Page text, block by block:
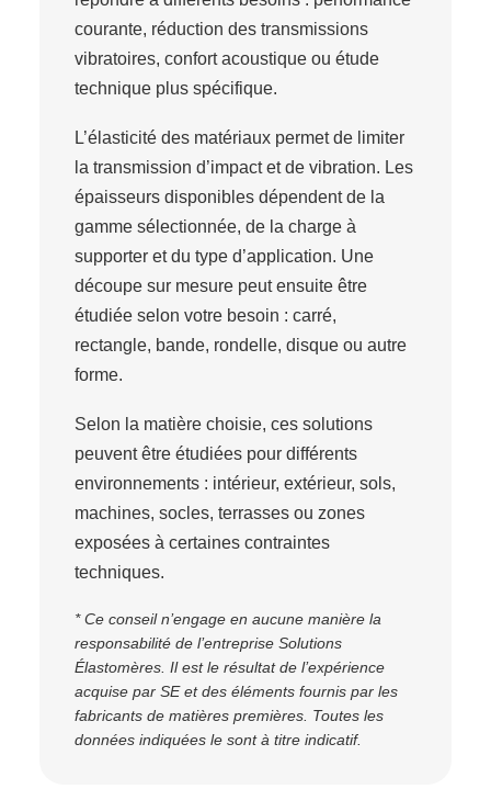
courante, réduction des transmissions
vibratoires, confort acoustique ou étude
technique plus spécifique.
L’élasticité des matériaux permet de limiter
la transmission d’impact et de vibration. Les
épaisseurs disponibles dépendent de la
gamme sélectionnée, de la charge à
supporter et du type d’application. Une
découpe sur mesure peut ensuite être
étudiée selon votre besoin : carré,
rectangle, bande, rondelle, disque ou autre
forme.
Selon la matière choisie, ces solutions
peuvent être étudiées pour différents
environnements : intérieur, extérieur, sols,
machines, socles, terrasses ou zones
exposées à certaines contraintes
techniques.
* Ce conseil n’engage en aucune manière la
responsabilité de l’entreprise Solutions
Élastomères. Il est le résultat de l’expérience
acquise par SE et des éléments fournis par les
fabricants de matières premières. Toutes les
données indiquées le sont à titre indicatif.